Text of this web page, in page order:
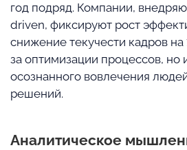
год подряд. Компании,
driven, фиксируют рост
снижение текучести кадров на
за оптимизации процессов, но
осознанного вовлечения
решений.
Аналитическое